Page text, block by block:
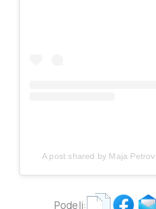
A post shared by Maja
Podeli: